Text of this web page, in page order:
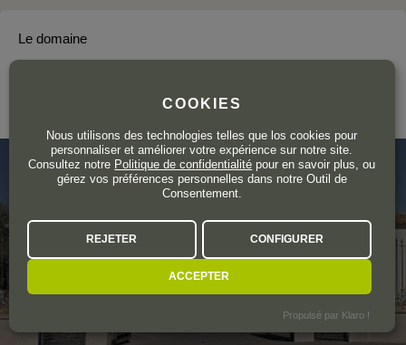
Le domaine
COOKIES
Nous utilisons des technologies telles que los cookies pour
personnaliser et améliorer votre expérience sur notre site.
Consultez notre Politique de confidentialité pour en savoir plus, ou
gérez vos préférences personnelles dans notre Outil de
Consentement.
REJETER CONFIGURER
ACCEPTER
Propulsé par Klaro !